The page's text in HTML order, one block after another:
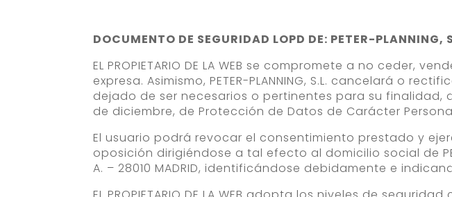
DOCUMENTO DE SEGURIDAD LOPD DE: PETER-PLANNING,
EL PROPIETARIO DE LA WEB se compromete a no ceder,
expresa. Asimismo, PETER-PLANNING, S.L. cancelará o
dejado de ser necesarios o pertinentes para su finalidad,
de diciembre, de Protección de Datos de Carácter
El usuario podrá revocar el consentimiento prestado y
oposición dirigiéndose a tal efecto al domicilio social de
A. – 28010 MADRID, identificándose debidamente e